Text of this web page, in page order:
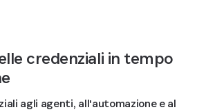
credenziali in tempo
agli agenti, all'automazione e al